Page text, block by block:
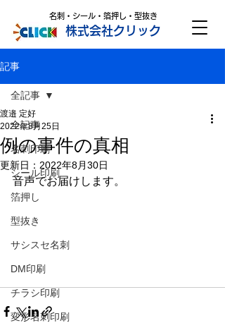
株式会社クリック
名刺・シール・箔押し・型抜き
記事
全記事
名刺印刷
シール印刷
箔押し
型抜き
サシスセ名刺
DM印刷
チラシ印刷
変形名刺印刷
全記事
例の事件の真相
渡邉 定好
2022年8月25日
更新日： 2022年8月30日
音声でお届けします。